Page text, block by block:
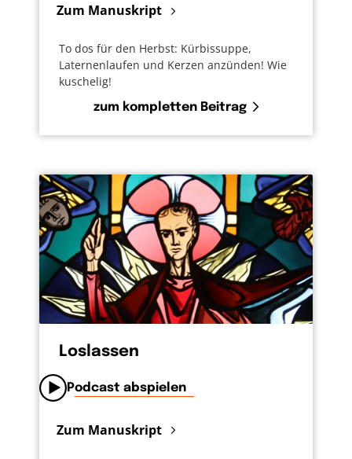
Zum Manuskript
To dos für den Herbst: Kürbissuppe,
Laternenlaufen und Kerzen anzünden! Wie
kuschelig!
zum kompletten Beitrag
Loslassen
Podcast abspielen
Zum Manuskript